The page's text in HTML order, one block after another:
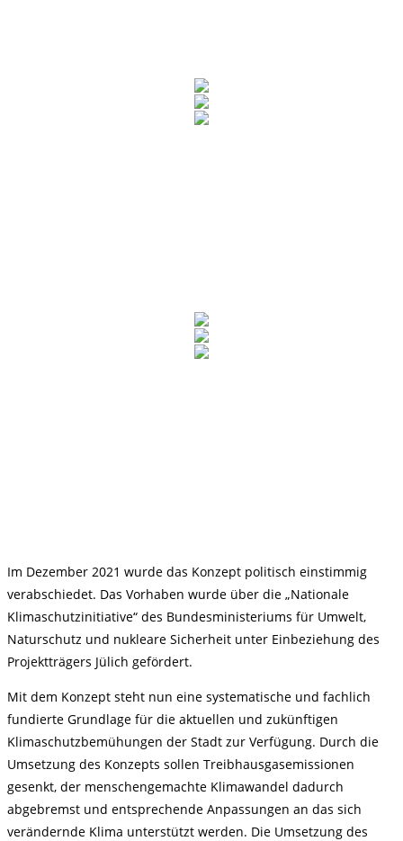
Im Dezember 2021 wurde das Konzept politisch einstimmig
verabschiedet. Das Vorhaben wurde über die „Nationale
Klimaschutzinitiative“ des Bundesministeriums für Umwelt,
Naturschutz und nukleare Sicherheit unter Einbeziehung des
Projektträgers Jülich gefördert.
Mit dem Konzept steht nun eine systematische und fachlich
fundierte Grundlage für die aktuellen und zukünftigen
Klimaschutzbemühungen der Stadt zur Verfügung. Durch die
Umsetzung des Konzepts sollen Treibhausgasemissionen
gesenkt, der menschengemachte Klimawandel dadurch
abgebremst und entsprechende Anpassungen an das sich
verändernde Klima unterstützt werden. Die Umsetzung des